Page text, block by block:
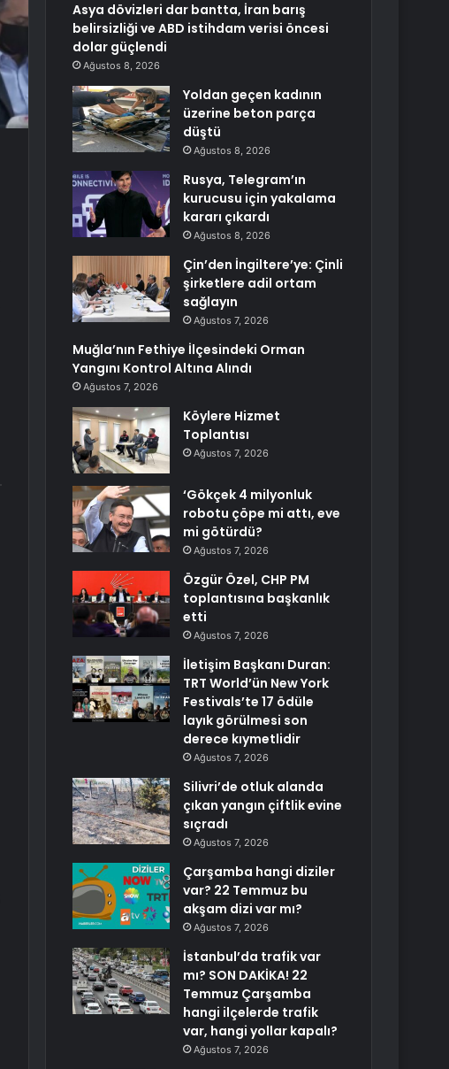
Asya dövizleri dar bantta, İran barış
belirsizliği ve ABD istihdam verisi öncesi
dolar güçlendi
Ağustos 8, 2026
Yoldan geçen kadının
üzerine beton parça
düştü
Ağustos 8, 2026
Rusya, Telegram’ın
kurucusu için yakalama
kararı çıkardı
Ağustos 8, 2026
Çin’den İngiltere’ye: Çinli
şirketlere adil ortam
sağlayın
Ağustos 7, 2026
Muğla’nın Fethiye İlçesindeki Orman
Yangını Kontrol Altına Alındı
Ağustos 7, 2026
Köylere Hizmet
Toplantısı
Ağustos 7, 2026
‘Gökçek 4 milyonluk
robotu çöpe mi attı, eve
mi götürdü?
Ağustos 7, 2026
Özgür Özel, CHP PM
toplantısına başkanlık
etti
Ağustos 7, 2026
İletişim Başkanı Duran:
TRT World’ün New York
Festivals’te 17 ödüle
layık görülmesi son
derece kıymetlidir
Ağustos 7, 2026
Silivri’de otluk alanda
çıkan yangın çiftlik evine
sıçradı
Ağustos 7, 2026
Çarşamba hangi diziler
var? 22 Temmuz bu
akşam dizi var mı?
Ağustos 7, 2026
İstanbul’da trafik var
mı? SON DAKİKA! 22
Temmuz Çarşamba
hangi ilçelerde trafik
var, hangi yollar kapalı?
Ağustos 7, 2026